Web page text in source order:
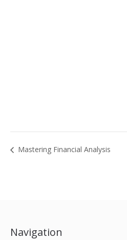
Mastering Financial Analysis
Navigation